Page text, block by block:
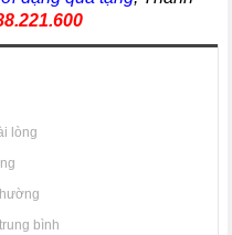
lòng
bình